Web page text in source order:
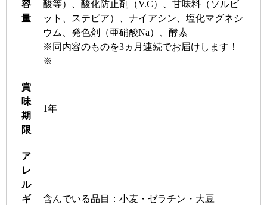
容
量
酸等）、酸化防止剤（V.C）、甘味料（ソルビ
ット、ステビア）、ナイアシン、塩化マグネシ
ウム、発色剤（亜硝酸Na）、酵素
※同内容のものを3ヵ月連続でお届けします！
※
賞
味
期
限
1年
ア
レ
ル
ギ
含んでいる品目：小麦・ゼラチン・大豆